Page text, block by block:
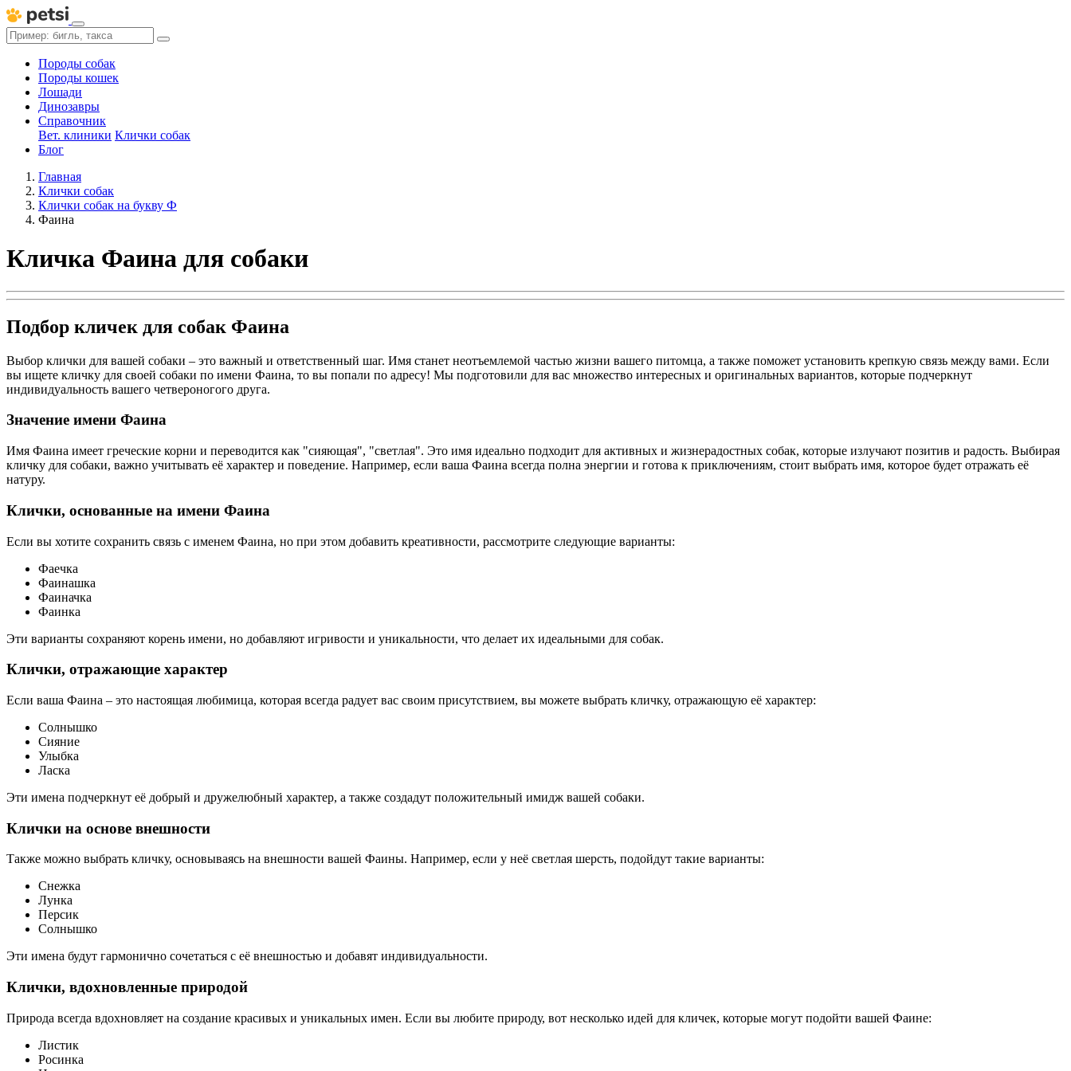
Породы собак
Породы кошек
Лошади
Динозавры
Справочник
Вет. клиники Клички собак
Блог
Главная
Клички собак
Клички собак на букву Ф
Фаина
Кличка Фаина для собаки
Подбор кличек для собак Фаина
Выбор клички для вашей собаки – это важный и ответственный шаг. Имя станет неотъемлемой частью жизни вашего питомца, а также поможет установить крепкую связь между вами. Если
вы ищете кличку для своей собаки по имени Фаина, то вы попали по адресу! Мы подготовили для вас множество интересных и оригинальных вариантов, которые подчеркнут
индивидуальность вашего четвероногого друга.
Значение имени Фаина
Имя Фаина имеет греческие корни и переводится как "сияющая", "светлая". Это имя идеально подходит для активных и жизнерадостных собак, которые излучают позитив и радость. Выбирая
кличку для собаки, важно учитывать её характер и поведение. Например, если ваша Фаина всегда полна энергии и готова к приключениям, стоит выбрать имя, которое будет отражать её
натуру.
Клички, основанные на имени Фаина
Если вы хотите сохранить связь с именем Фаина, но при этом добавить креативности, рассмотрите следующие варианты:
Фаечка
Фаинашка
Фаиначка
Фаинка
Эти варианты сохраняют корень имени, но добавляют игривости и уникальности, что делает их идеальными для собак.
Клички, отражающие характер
Если ваша Фаина – это настоящая любимица, которая всегда радует вас своим присутствием, вы можете выбрать кличку, отражающую её характер:
Солнышко
Сияние
Улыбка
Ласка
Эти имена подчеркнут её добрый и дружелюбный характер, а также создадут положительный имидж вашей собаки.
Клички на основе внешности
Также можно выбрать кличку, основываясь на внешности вашей Фаины. Например, если у неё светлая шерсть, подойдут такие варианты:
Снежка
Лунка
Персик
Солнышко
Эти имена будут гармонично сочетаться с её внешностью и добавят индивидуальности.
Клички, вдохновленные природой
Природа всегда вдохновляет на создание красивых и уникальных имен. Если вы любите природу, вот несколько идей для кличек, которые могут подойти вашей Фаине:
Листик
Росинка